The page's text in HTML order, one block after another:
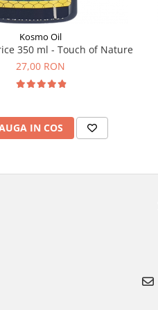
Kosmo Oil
350 ml - Touch of Nature
27,00 RON
IN COS